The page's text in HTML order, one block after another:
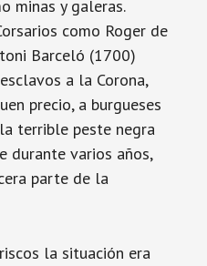
minas y galeras.
como Roger de
Barceló (1700)
a la Corona,
precio, a burgueses
terrible peste negra
durante varios años,
parte de la
la situación era